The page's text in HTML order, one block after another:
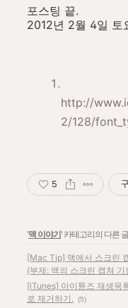
포스팅 끝.
2012년 2월 4일 토
http://
2/128/
5
'맥 이야기' 카테고리의 다른 글
[Mac Tip] 맥에서 스크린
(부제: 맥의 스크린 캡쳐 기
[iTunes] 아이튠즈 재생목
로 제거하기. (5)